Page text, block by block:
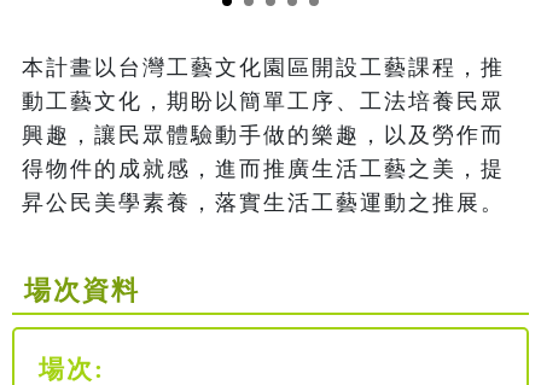
本計畫以台灣工藝文化園區開設工藝課程，推
動工藝文化，期盼以簡單工序、工法培養民眾
興趣，讓民眾體驗動手做的樂趣，以及勞作而
得物件的成就感，進而推廣生活工藝之美，提
昇公民美學素養，落實生活工藝運動之推展。
場次資料
場次: